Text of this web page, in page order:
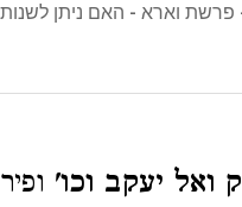
וארא - האם ניתן
יעקב וכו'